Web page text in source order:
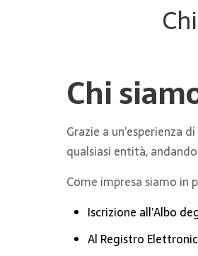
Chi
Grazie a un’esperienza
qualsiasi entità,
Come impresa siamo in
Iscrizione all’Albo
Al Registro